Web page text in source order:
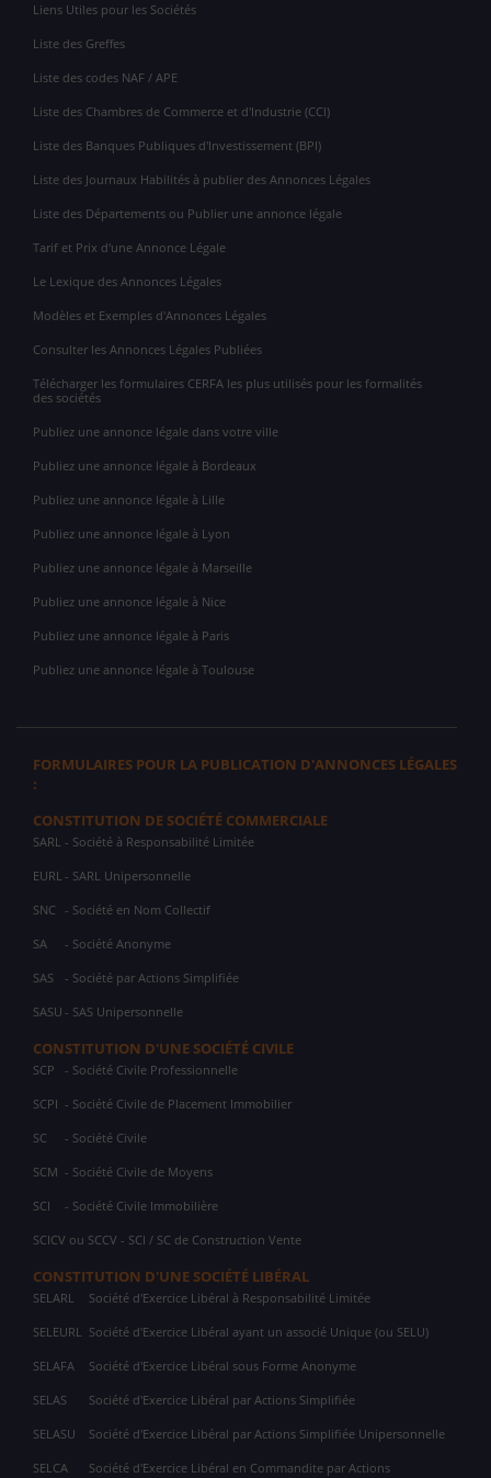
Liens Utiles pour les Sociétés
Liste des Greffes
Liste des codes NAF / APE
Liste des Chambres de Commerce et d'Industrie (CCI)
Liste des Banques Publiques d'Investissement (BPI)
Liste des Journaux Habilités à publier des Annonces Légales
Liste des Départements ou Publier une annonce légale
Tarif et Prix d'une Annonce Légale
Le Lexique des Annonces Légales
Modèles et Exemples d'Annonces Légales
Consulter les Annonces Légales Publiées
Télécharger les formulaires CERFA les plus utilisés pour les formalités
des sociétés
Publiez une annonce légale dans votre ville
Publiez une annonce légale à Bordeaux
Publiez une annonce légale à Lille
Publiez une annonce légale à Lyon
Publiez une annonce légale à Marseille
Publiez une annonce légale à Nice
Publiez une annonce légale à Paris
Publiez une annonce légale à Toulouse
FORMULAIRES POUR LA PUBLICATION D'ANNONCES LÉGALES
:
CONSTITUTION DE SOCIÉTÉ COMMERCIALE
SARL - Société à Responsabilité Limitée
EURL - SARL Unipersonnelle
SNC - Société en Nom Collectif
SA - Société Anonyme
SAS - Société par Actions Simplifiée
SASU - SAS Unipersonnelle
CONSTITUTION D'UNE SOCIÉTÉ CIVILE
SCP - Société Civile Professionnelle
SCPI - Société Civile de Placement Immobilier
SC - Société Civile
SCM - Société Civile de Moyens
SCI - Société Civile Immobilière
SCICV ou SCCV - SCI / SC de Construction Vente
CONSTITUTION D'UNE SOCIÉTÉ LIBÉRAL
SELARL Société d'Exercice Libéral à Responsabilité Limitée
SELEURL Société d'Exercice Libéral ayant un associé Unique (ou SELU)
SELAFA Société d'Exercice Libéral sous Forme Anonyme
SELAS Société d'Exercice Libéral par Actions Simplifiée
SELASU Société d'Exercice Libéral par Actions Simplifiée Unipersonnelle
SELCA Société d'Exercice Libéral en Commandite par Actions